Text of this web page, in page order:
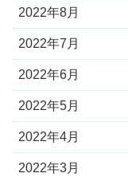
2022年8月
2022年7月
2022年6月
2022年5月
2022年4月
2022年3月